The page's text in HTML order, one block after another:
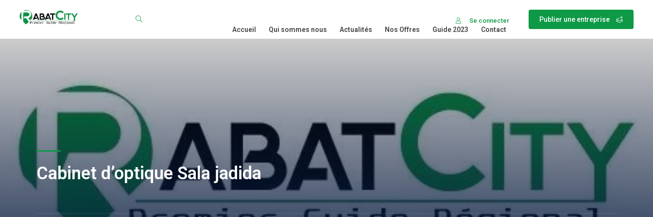
Publier une entreprise
Se connecter
Accueil Qui sommes nous Actualités Nos Offres Guide 2023 Contact
Cabinet d’optique Sala jadida